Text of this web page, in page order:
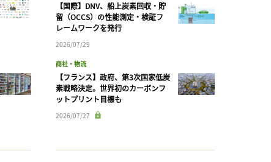
【国際】DNV、船上炭素回収・貯
留（OCCS）の性能測定・検証フ
レームワークを発行
2026/07/29
商社・物流
【フランス】政府、第3次国家低炭
素戦略決定。世界初のカーボンフ
ットプリント目標も
2026/07/27